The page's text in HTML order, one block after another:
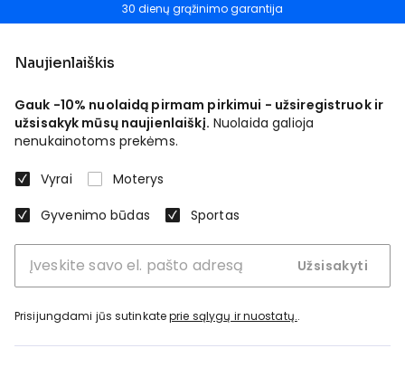
30 dienų grąžinimo garantija
Naujienlaiškis
Gauk -10% nuolaidą pirmam pirkimui - užsiregistruok ir
užsisakyk mūsų naujienlaiškį. Nuolaida galioja
nenukainotoms prekėms.
Vyrai
Moterys
Gyvenimo būdas
Sportas
Užsisakyti
Prisijungdami jūs sutinkateprie sąlygų ir nuostatų..